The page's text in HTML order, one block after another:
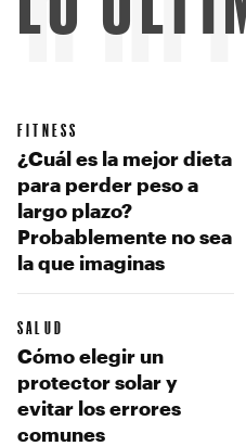
FITNESS
¿Cuál es la mejor dieta
para perder peso a
largo plazo?
Probablemente no sea
la que imaginas
SALUD
Cómo elegir un
protector solar y
evitar los errores
comunes